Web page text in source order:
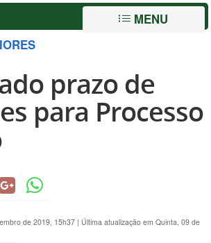
MENU
prazo de
para Processo
de 2019, 15h37 | Última atualização em Quinta, 09 de